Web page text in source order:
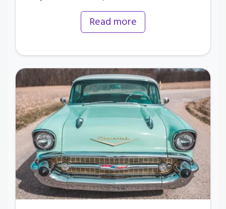
Read more